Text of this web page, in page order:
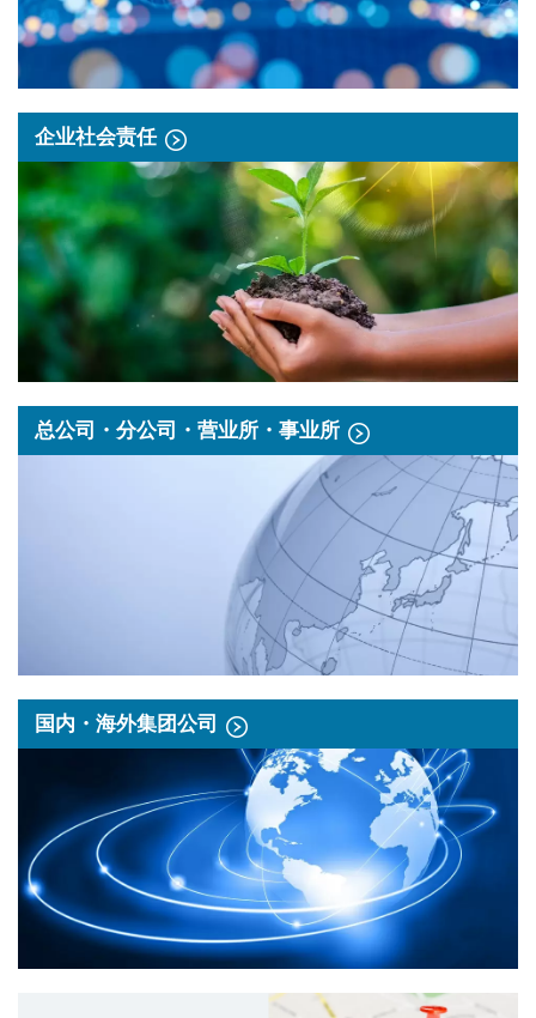
企业社会责任
总公司・分公司・营业所・事业所
国内・海外集团公司